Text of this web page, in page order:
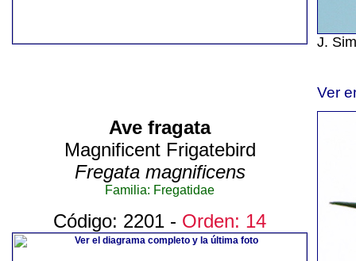
J.
Ver
Ave fragata
Magnificent Frigatebird
Fregata magnificens
Familia: Fregatidae
Código: 2201 - Orden: 14